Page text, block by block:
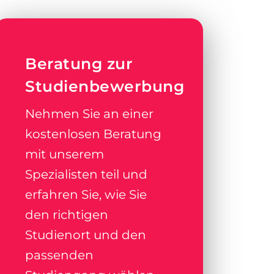
Beratung zur
Studienbewerbung
Nehmen Sie an einer
kostenlosen Beratung
mit unserem
Spezialisten teil und
erfahren Sie, wie Sie
den richtigen
Studienort und den
passenden